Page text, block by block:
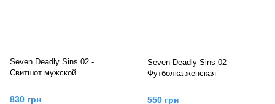
Seven Deadly Sins 02 -
Свитшот мужской
830 грн
Seven Deadly Sins 02 -
Футболка женская
550 грн